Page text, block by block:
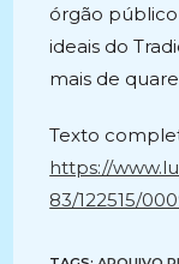
órgão
ideais do
mais de
Texto
https://
83/122515/